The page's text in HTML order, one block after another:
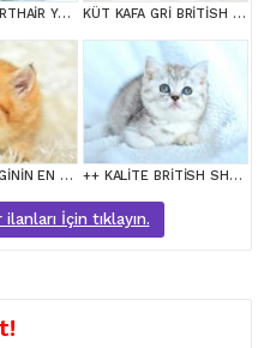
BRİTİSH SHORTHAİR YAVRUMUZ KÜT KAFA GRİ BRİTİSH SHORTHAİR YAVRULARIMIZ
GOLDEN RENGİNİN EN GÜZEL TONU NY11 BRİTİSH SHORTHAİR ++ KALİTE BRİTİSH SHORTHAİR
İçin tıklayın.